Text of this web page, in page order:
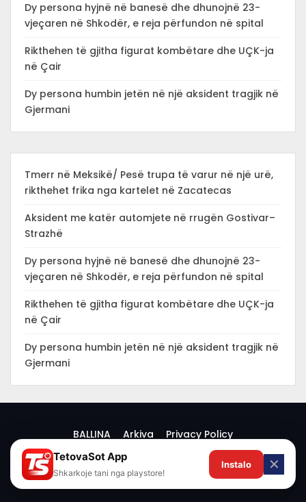
Dy persona hyjnë në banesë dhe dhunojnë 23-
vjeçaren në Shkodër, e reja përfundon në spital
Rikthehen të gjitha figurat kombëtare dhe UÇK-ja
në Çair
Dy persona humbin jetën në një aksident tragjik në
Gjermani
Tmerr në Meksikë/ Pesë trupa të varur në një urë,
rikthehet frika nga kartelet në Zacatecas
Aksident me katër automjete në rrugën Gostivar–
Strazhë
Dy persona hyjnë në banesë dhe dhunojnë 23-
vjeçaren në Shkodër, e reja përfundon në spital
Rikthehen të gjitha figurat kombëtare dhe UÇK-ja
në Çair
Dy persona humbin jetën në një aksident tragjik në
Gjermani
BALLINA Arkiva Privacy Policy
© 2026 -
TetovaSot App
Shkarkoje tani nga playstore!
Instalo ✕